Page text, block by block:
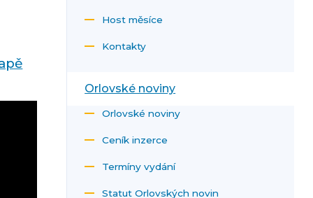
Host měsíce
Kontakty
Orlovské noviny
Orlovské noviny
Ceník inzerce
Termíny vydání
Statut Orlovských novin